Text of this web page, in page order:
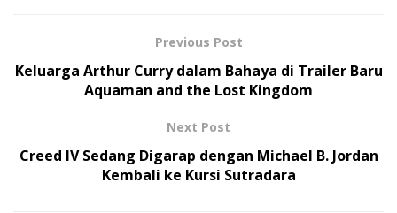
Previous Post
Keluarga Arthur Curry dalam Bahaya di Trailer Baru
Aquaman and the Lost Kingdom
Next Post
Creed IV Sedang Digarap dengan Michael B. Jordan
Kembali ke Kursi Sutradara